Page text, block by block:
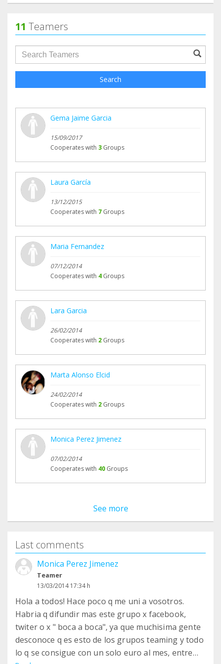
11 Teamers
groupProfile.searchForm.search.text???
Search
Gema Jaime Garcia
15/09/2017
Cooperates with 3 Groups
Laura García
13/12/2015
Cooperates with 7 Groups
Maria Fernandez
07/12/2014
Cooperates with 4 Groups
Lara Garcia
26/02/2014
Cooperates with 2 Groups
Marta Alonso Elcid
24/02/2014
Cooperates with 2 Groups
Monica Perez Jimenez
07/02/2014
Cooperates with 40 Groups
See more
Last comments
Monica Perez Jimenez
Teamer
13/03/2014 17:34 h
Hola a todos! Hace poco q me uni a vosotros.
Habria q difundir mas este grupo x facebook,
twiter o x " boca a boca", ya que muchisima gente
desconoce q es esto de los grupos teaming y todo
lo q se consigue con un solo euro al mes, entre